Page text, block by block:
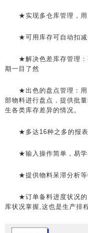
★实现多仓库管理，用
★可用库存可自动扣减
★解决色差库存管理：
期一目了然
★出色的盘点管理：用
部物料进行盘点，提供批
生各类库存差异的情况。
★多达16种之多的报表
★输入操作简单，易学
★提供物料呆滞分析等
★订单备料进度状况的自
库状况掌握,这也是生产排